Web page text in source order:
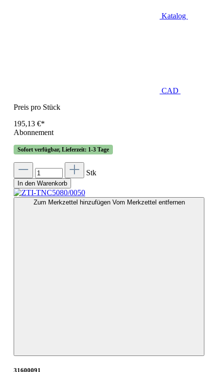
Katalog
CAD
Preis pro Stück
195,13 €*
Abonnement
Sofort verfügbar, Lieferzeit: 1-3 Tage
Stk
In den Warenkorb
Zum Merkzettel hinzufügen Vom Merkzettel entfernen
31600091